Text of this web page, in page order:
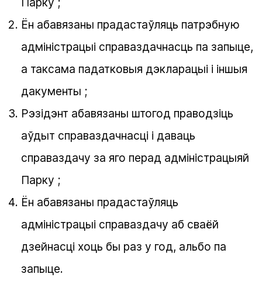
Ён абавязаны прадастаўляць патрэбную
адміністрацыі справаздачнасць па запыце,
а таксама падатковыя дэкларацыі і іншыя
дакументы ;
Рэзідэнт абавязаны штогод праводзіць
аўдыт справаздачнасці і даваць
справаздачу за яго перад адміністрацыяй
Парку ;
Ён абавязаны прадастаўляць
адміністрацыі справаздачу аб сваёй
дзейнасці хоць бы раз у год, альбо па
запыце.